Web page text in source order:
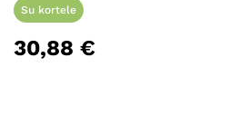
Su kortele
30,88 €